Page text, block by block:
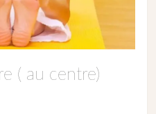
( au centre)